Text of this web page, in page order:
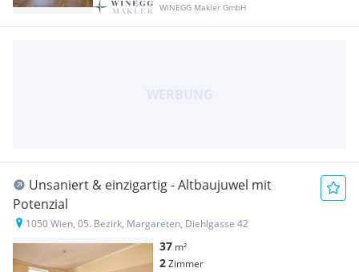
WINEGG Makler GmbH
Unsaniert & einzigartig - Altbaujuwel mit
Potenzial
1050 Wien, 05. Bezirk, Margareten, Diehlgasse 42
37 m²
2Zimmer